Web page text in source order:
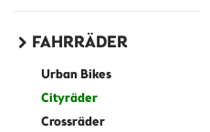
FAHRRÄDER
Urban Bikes
Cityräder
Crossräder